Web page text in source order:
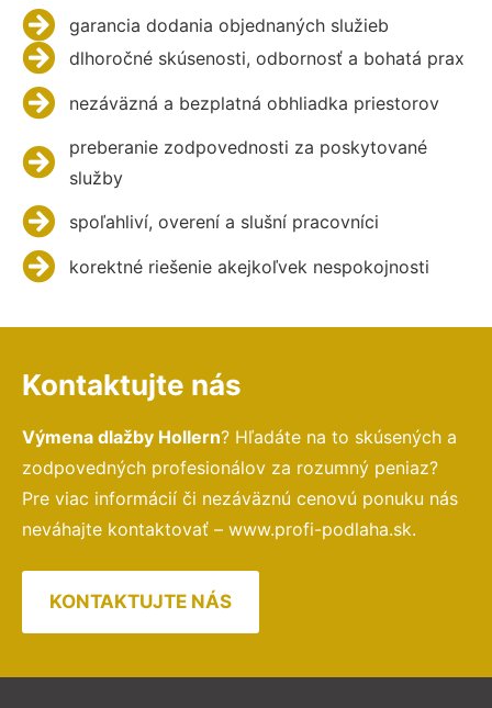
garancia dodania objednaných služieb
dlhoročné skúsenosti, odbornosť a bohatá prax
nezáväzná a bezplatná obhliadka priestorov
preberanie zodpovednosti za poskytované
služby
spoľahliví, overení a slušní pracovníci
korektné riešenie akejkoľvek nespokojnosti
Kontaktujte nás
Výmena dlažby Hollern? Hľadáte na to skúsených a
zodpovedných profesionálov za rozumný peniaz?
Pre viac informácií či nezáväznú cenovú ponuku nás
neváhajte kontaktovať – www.profi-podlaha.sk.
KONTAKTUJTE NÁS